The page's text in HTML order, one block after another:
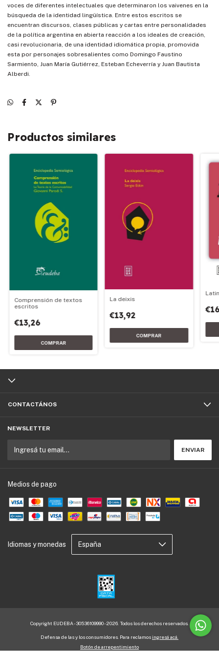
voces de diferentes intelectuales que determinaron los vaivenes en la
búsqueda de la identidad lingüística. Entre estos escritos se
encuentran discursos, clases públicas y cartas entre personalidades
de la política argentina en abierta reacción a los ideales de creación,
casi revolucionaria, de una identidad idiomática propia, promovida
esta por personajes sobresalientes como Domingo Faustino
Sarmiento, Juan María Gutiérrez, Esteban Echeverría y Juan Bautista
Alberdi.
Productos similares
Comprensión de textos
escritos
€13,26
La deixis
€13,92
CONTACTÁNOS
NEWSLETTER
Medios de pago
Idiomas y monedas
Copyright EUDEBA - 30536109990 - 2026. Todos los derechos reservados.
Defensa de las y los consumidores. Para reclamos ingresá acá.
Botón de arrepentimiento